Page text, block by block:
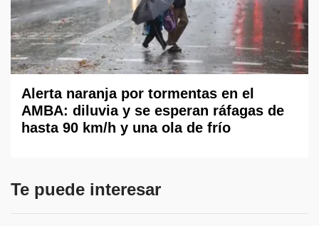
Alerta naranja por tormentas en el
AMBA: diluvia y se esperan ráfagas de
hasta 90 km/h y una ola de frío
Te puede interesar